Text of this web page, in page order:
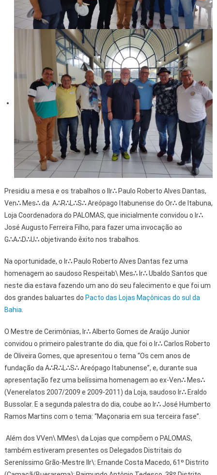
Presidiu a mesa e os trabalhos o IIr∴Paulo Roberto Alves Dantas,
Ven∴Mes∴da A∴R∴L∴S∴Areópago Itabunense do Or∴de Itabuna,
Loja Coordenadora do PALOMAS, que inicialmente convidou o Ir∴
José Augusto Ferreira Filho, para fazer uma invocação ao
G∴A∴D∴U∴objetivando êxito nos trabalhos.
Na oportunidade, o Ir∴Paulo Roberto Alves Dantas fez uma
homenagem ao saudoso Respeitab\ Mes∴Ir∴Ubaldo Santos que
neste dia estava fazendo um ano do seu falecimento e que foi um
dos grandes baluartes do Pacto das Lojas Maçônicas do sul da
Bahia.
O Mestre de Cerimônias, Ir∴Alberto Gomes de Araújo Junior
convidou o primeiro palestrante do dia, que foi o Ir∴Carlos Roberto
de Oliveira Gomes, que apresentou o tema “Os cem anos de
fundação da A∴R∴L∴S∴Areópago Itabunense”, e, durante sua
apresentação fez uma belíssima homenagem ao ex-Ven∴Mes∴
(Venerelatos 2007/2009 e 2009-2011) da Loja, saudoso Ir∴Eraldo
Bussolar. E a segunda palestra do dia, coube ao Ir∴José Humberto
Ramos Martins com o tema: “Maçonaria em sua terceira fase”.
Além dos VVen\ MMes\ da Lojas que compõem o PALOMAS,
também estiveram presentes os Delegados Distritais do
Sereníssimo Grão-Mestre IIr\: Ernande Costa Macedo, 61º Distrito